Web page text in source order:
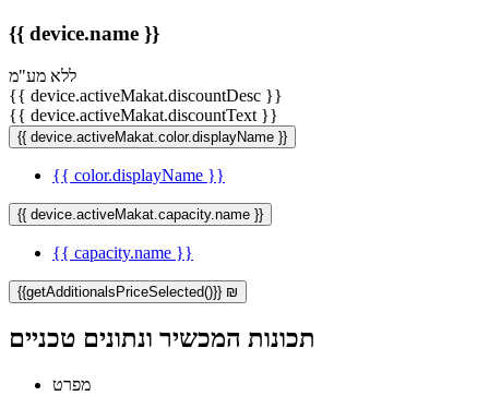
{{ device.name }}
ללא מע"מ
{{ device.activeMakat.discountDesc }}
{{ device.activeMakat.discountText }}
{{ device.activeMakat.color.displayName }}
{{ color.displayName }}
{{ device.activeMakat.capacity.name }}
{{ capacity.name }}
{{getAdditionalsPriceSelected()}} ₪
תכונות המכשיר ונתונים טכניים
מפרט